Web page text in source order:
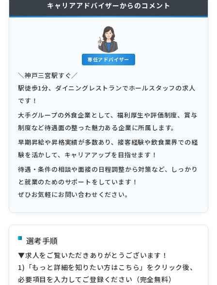
キャリアアドバイザーからのコメント
専任アドバイザー
＼神戸三宮駅すぐ／
駅徒歩1分、ダイニングレストランでホールスタッフの求人
です！
大手グループの外食企業として、福利厚生や評価制度、賞与
制度など待遇面の整った魅力ある企業に所属します。
早期昇給や昇格実績が多数あり、接客経験や飲食業界での経
験を活かして、キャリアアップを目指せます！
待遇・条件の相談や面接の日程調整から対策など、しっかり
と就業のためのサポートをしています！
ぜひお気軽にお問い合わせください。
選考手順
▼求人をご覧いただきありがとうございます！
1)「もっと詳細を知りたい方はこちら」をクリック後、
必要項目を入力してご登録ください（完全無料）